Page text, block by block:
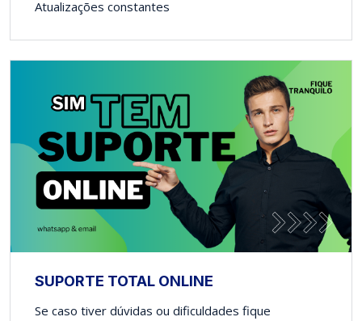
Atualizações constantes
SUPORTE TOTAL ONLINE
Se caso tiver dúvidas ou dificuldades fique